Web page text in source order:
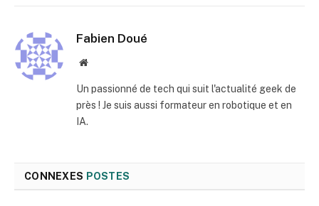
Fabien Doué
Site
Un passionné de tech qui suit l'actualité geek de
près ! Je suis aussi formateur en robotique et en
IA.
CONNEXES POSTES